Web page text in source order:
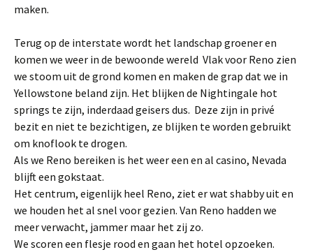
maken.
Terug op de interstate wordt het landschap groener en
komen we weer in de bewoonde wereld Vlak voor Reno zien
we stoom uit de grond komen en maken de grap dat we in
Yellowstone beland zijn. Het blijken de Nightingale hot
springs te zijn, inderdaad geisers dus. Deze zijn in privé
bezit en niet te bezichtigen, ze blijken te worden gebruikt
om knoflook te drogen.
Als we Reno bereiken is het weer een en al casino, Nevada
blijft een gokstaat.
Het centrum, eigenlijk heel Reno, ziet er wat shabby uit en
we houden het al snel voor gezien. Van Reno hadden we
meer verwacht, jammer maar het zij zo.
We scoren een flesje rood en gaan het hotel opzoeken.